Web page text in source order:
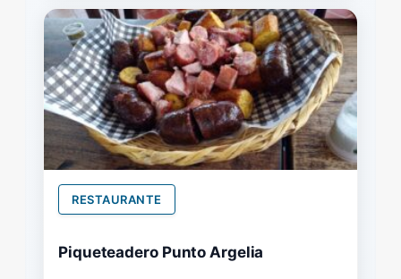
RESTAURANTE
Piqueteadero Punto Argelia